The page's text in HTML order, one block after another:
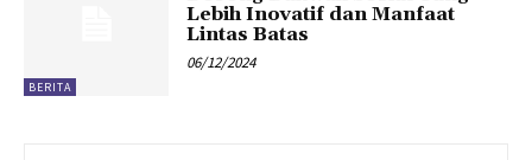
BERITA
Lebih Inovatif dan Manfaat
Lintas Batas
06/12/2024